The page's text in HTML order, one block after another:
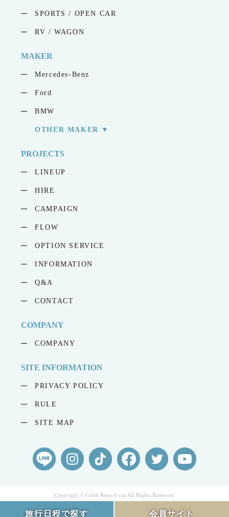
旅行日程で探す 会員サイト
SPORTS / OPEN CAR
RV / WAGON
MAKER
Mercedes-Benz
Ford
BMW
OTHER MAKER
PROJECTS
LINEUP
HIRE
CAMPAIGN
FLOW
OPTION SERVICE
INFORMATION
Q&A
CONTACT
COMPANY
COMPANY
SITE INFORMATION
PRIVACY POLICY
RULE
SITE MAP
Copyright © Celeb Rent-A-car All Rights Reserved.